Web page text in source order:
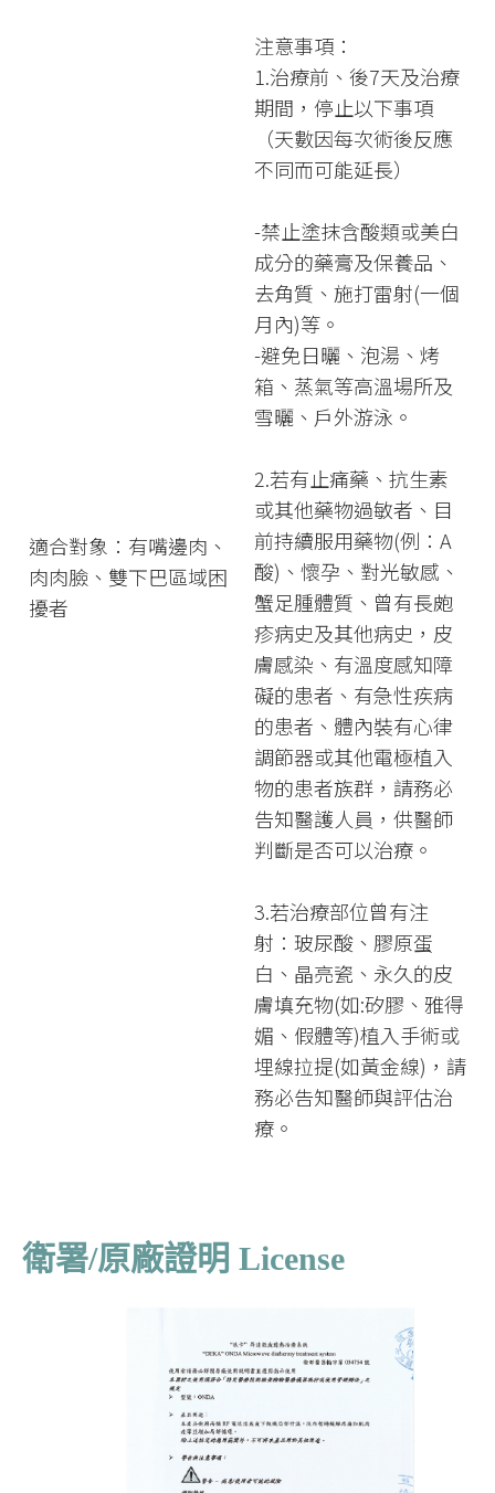
適合對象：有嘴邊肉、
肉肉臉、雙下巴區域困
擾者
注意事項：
1.治療前、後7天及治療
期間，停止以下事項
（天數因每次術後反應
不同而可能延長）
-禁止塗抹含酸類或美白
成分的藥膏及保養品、
去角質、施打雷射(一個
月內)等。
-避免日曬、泡湯、烤
箱、蒸氣等高溫場所及
雪曬、戶外游泳。
2.若有止痛藥、抗生素
或其他藥物過敏者、目
前持續服用藥物(例：A
酸)、懷孕、對光敏感、
蟹足腫體質、曾有長皰
疹病史及其他病史，皮
膚感染、有溫度感知障
礙的患者、有急性疾病
的患者、體內裝有⼼律
調節器或其他電極植入
物的患者族群，請務必
告知醫護人員，供醫師
判斷是否可以治療。
3.若治療部位曾有注
射：玻尿酸、膠原蛋
白、晶亮瓷、永久的皮
膚填充物(如:矽膠、雅得
媚、假體等)植入手術或
埋線拉提(如黃金線)，請
務必告知醫師與評估治
療。
衛署/原廠證明 License